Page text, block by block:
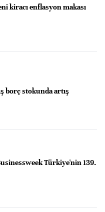
kiracı enflasyon makası
borç stokunda artış
Türkiye'nin 139.